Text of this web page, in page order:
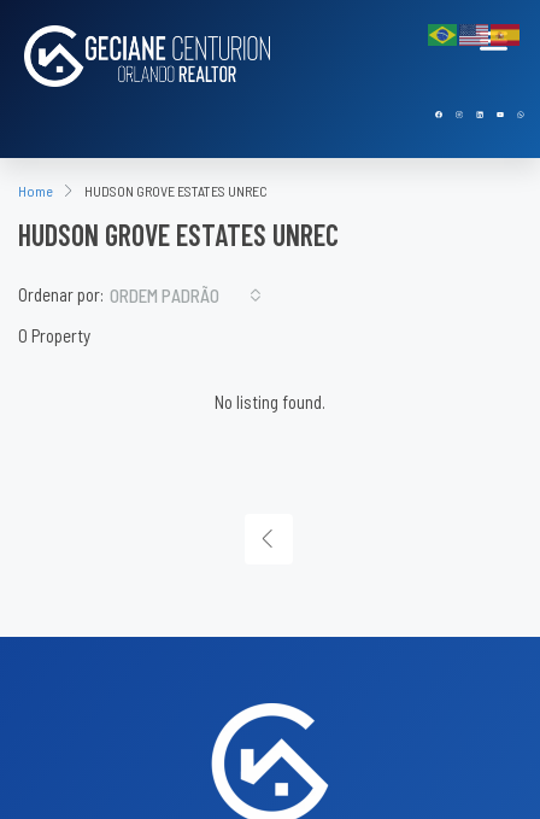
Home HUDSON GROVE ESTATES UNREC
HUDSON GROVE ESTATES UNREC
0 Property
Ordenar por: ORDEM PADRÃO
No listing found.